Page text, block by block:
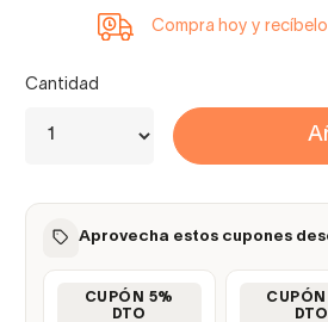
Compra hoy y recíbelo
Cantidad
Aprovecha estos cupones
CUPÓN 5%
DTO
DTO